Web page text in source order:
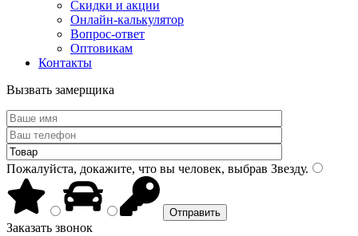
Скидки и акции
Онлайн-калькулятор
Вопрос-ответ
Оптовикам
Контакты
Вызвать замерщика
Пожалуйста, докажите, что вы человек, выбрав Звезду.
Заказать звонок